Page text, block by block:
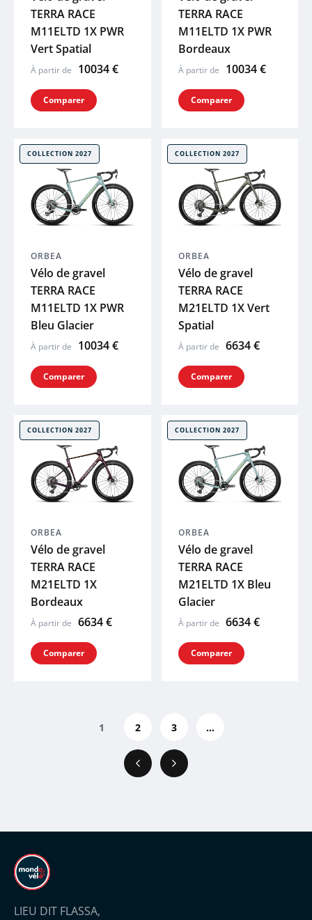
TERRA RACE
M11ELTD 1X PWR
Vert Spatial
À partir de 10034 €
Comparer
TERRA RACE
M11ELTD 1X PWR
Bordeaux
À partir de 10034 €
Comparer
COLLECTION 2027
ORBEA
Vélo de gravel
TERRA RACE
M11ELTD 1X PWR
Bleu Glacier
À partir de 10034 €
Comparer
COLLECTION 2027
ORBEA
Vélo de gravel
TERRA RACE
M21ELTD 1X Vert
Spatial
À partir de 6634 €
Comparer
COLLECTION 2027
ORBEA
Vélo de gravel
TERRA RACE
M21ELTD 1X
Bordeaux
À partir de 6634 €
Comparer
COLLECTION 2027
ORBEA
Vélo de gravel
TERRA RACE
M21ELTD 1X Bleu
Glacier
À partir de 6634 €
Comparer
Précédent
1 2 3 ...
Suivant
LIEU DIT FLASSA,